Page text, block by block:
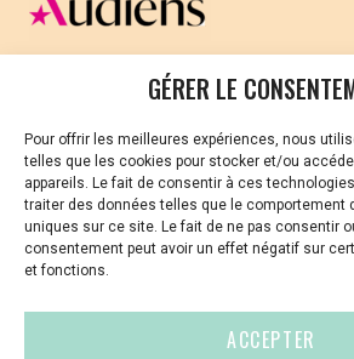
GÉRER LE
Pour offrir les meilleures expériences, nous
telles que les cookies pour stocker et/ou
appareils. Le fait de consentir à ces
traiter des données telles que le comportement
uniques sur ce site. Le fait de ne pas consentir
consentement peut avoir un effet négatif sur
et fonctions.
ACCEPTER
CELLULE D’ÉCOUTE ET DE SOUTIEN
Vous avez été témoin ou vous êtes
vous êtes référent·es harcèlement
ou d’informations ?
01 87 20 30 90
violences-sexuelles-